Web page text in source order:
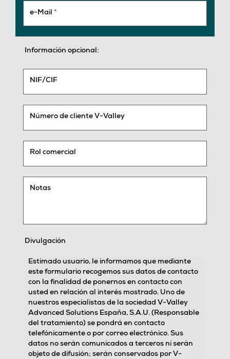
e-Mail *
Información opcional:
NIF/CIF
Número de cliente V-Valley
Rol comercial
Notas
Divulgación
Estimado usuario, le informamos que mediante
este formulario recogemos sus datos de contacto
con la finalidad de ponernos en contacto con
usted en relación al interés mostrado. Uno de
nuestros especialistas de la sociedad V-Valley
Advanced Solutions España, S.A.U. (Responsable
del tratamiento) se pondrá en contacto
telefónicamente o por correo electrónico. Sus
datos no serán comunicados a terceros ni serán
objeto de difusión; serán conservados por V-